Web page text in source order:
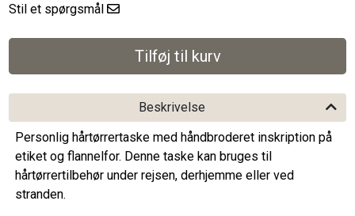
Stil et spørgsmål
Beskrivelse
Personlig hårtørrertaske med håndbroderet inskription på
etiket og flannelfor. Denne taske kan bruges til
hårtørrertilbehør under rejsen, derhjemme eller ved
stranden.